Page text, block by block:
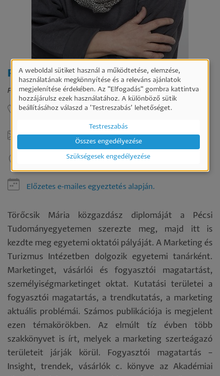
Prof. Dr. Törőcsik Mária
Professor Emerita
torocsik.maria@ktk.pte.hu
Előzetes e-mailes egyeztetés alapján.
Törőcsik Mária közgazdász diplomáját a Pécsi
Tudományegyetemen szerezte meg, majd itt is
kezdte meg egyetemi oktatói pályáját. A Marketing és
Turizmus Intézetben dolgozik egyetemi tanárként.
Marketinget, vásárlói és fogyasztói magatartást,
személyiségmarketinget oktat. Kutatási területei a
fogyasztói magatartás, a trendkutatás, a marketing
aktuális problémái. Számos publikációja is megjelent
ezen témakörökben. Az elmúlt tíz évben több
szakkönyvet is írt, melyek a marketing szerteágazó
területeit járják körül. Fogyasztói magatartás –
Insight, trendek, vásárlók c. könyve az Akadémiai
Személyes
adatok
és
használata
A weboldal sütiket használ a működtetése, elemzése,
használatának megkönnyítése és a releváns ajánlatok
megjelenítése érdekében. Az "Elfogadás" gombra kattintva
hozzájárulsz ezek használatához. A különböző sütik
beállításához válaszd a ’Testreszabás’ lehetőséget.
Testreszabás
Szükségesek engedélyezése
Összes engedélyezése